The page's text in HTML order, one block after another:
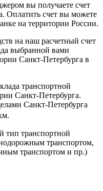
вы получаете счет
Оплатить счет вы можете
на территории России.
на наш расчетный счет
выбранной вами
Санкт-Петербурга в
транспортной
Санкт-Петербурга.
Санкт-Петербурга
тип транспортной
транспортом,
транспортом и пр.)